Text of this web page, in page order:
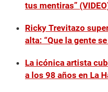
tus mentiras”
Ricky Trevitazo
alta: “Que la gente
La icónica artista
a los 98 años en La